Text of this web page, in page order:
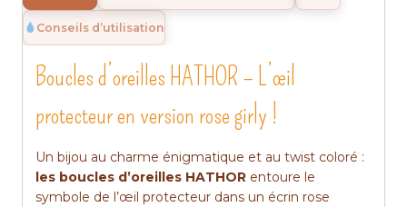
Conseils d’utilisation
Boucles d’oreilles HATHOR – L’œil
protecteur en version rose girly !
Un bijou au charme énigmatique et au twist coloré :
les boucles d’oreilles HATHOR entoure le
symbole de l’œil protecteur dans un écrin rose